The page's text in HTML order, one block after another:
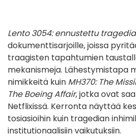
Lento 3054: ennustettu tragedia
dokumenttisarjoille, joissa
traagisten tapahtumien
mekanismeja. Lähestymistapa
nimikkeitä kuin MH370: The
The Boeing Affair, jotka ovat
Netflixissä. Kerronta näyttää
tosiasioihin kuin tragedian
institutionaalisiin vaikutuksiin.